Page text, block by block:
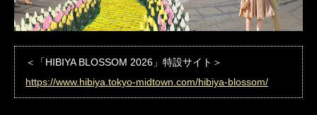
＜「HIBIYA BLOSSOM 2026」特設サイト＞
https://www.hibiya.tokyo-midtown.com/hibiya-blossom/